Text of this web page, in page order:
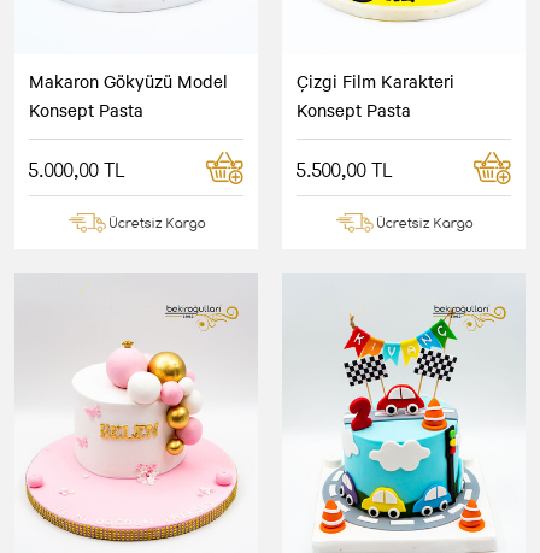
Makaron Gökyüzü Model
Konsept Pasta
5.000,00 TL
Ücretsiz Kargo
Çizgi Film Karakteri
Konsept Pasta
5.500,00 TL
Ücretsiz Kargo